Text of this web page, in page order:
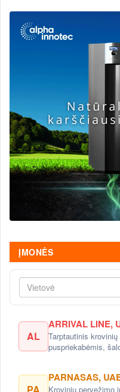
ĮMONĖS
Vietovė
AL
ARRIVAL LINE,
Tarptautinis
puspriekabėmis,
PA
PARNASAS,
Krovinių pervežimo